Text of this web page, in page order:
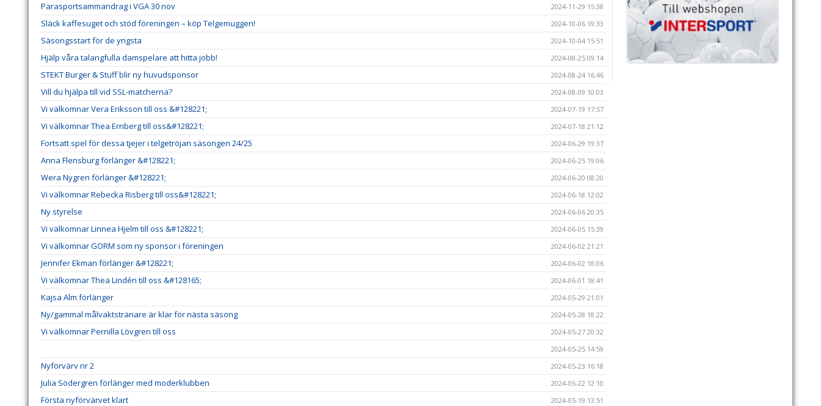
Parasportsammandrag i VGA 30 nov 2024-11-29 15:38
Släck kaffesuget och stöd föreningen – köp Telgemuggen! 2024-10-06 19:33
Säsongsstart för de yngsta 2024-10-04 15:51
Hjälp våra talangfulla damspelare att hitta jobb! 2024-08-25 09:14
STEKT Burger & Stuff blir ny huvudsponsor 2024-08-24 16:46
Vill du hjälpa till vid SSL-matcherna? 2024-08-09 10:03
Vi välkomnar Vera Eriksson till oss &#128221; 2024-07-19 17:57
Vi välkomnar Thea Ernberg till oss&#128221; 2024-07-18 21:12
Fortsatt spel för dessa tjejer i telgetröjan säsongen 24/25 2024-06-29 19:37
Anna Flensburg förlänger &#128221; 2024-06-25 19:06
Wera Nygren förlänger &#128221; 2024-06-20 08:20
Vi välkomnar Rebecka Risberg till oss&#128221; 2024-06-18 12:02
Ny styrelse 2024-06-06 20:35
Vi välkomnar Linnea Hjelm till oss &#128221; 2024-06-05 15:39
Vi välkomnar GORM som ny sponsor i föreningen 2024-06-02 21:21
Jennifer Ekman förlänger &#128221; 2024-06-02 18:06
Vi välkomnar Thea Lindén till oss &#128165; 2024-06-01 18:41
Kajsa Alm förlänger 2024-05-29 21:01
Ny/gammal målvaktstränare är klar för nästa säsong 2024-05-28 18:22
Vi välkomnar Pernilla Lövgren till oss
2024-05-27 20:32
2024-05-25 14:59
Nyförvärv nr 2 2024-05-23 16:18
Julia Södergren förlänger med moderklubben 2024-05-22 12:10
Första nyförvärvet klart 2024-05-19 13:51